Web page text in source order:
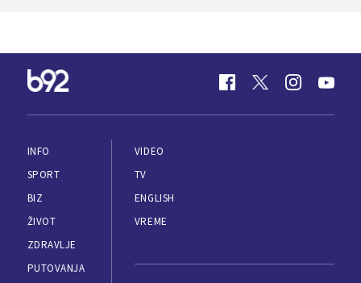
INFO
SPORT
BIZ
ŽIVOT
ZDRAVLJE
PUTOVANJA
VIDEO
TV
ENGLISH
VREME